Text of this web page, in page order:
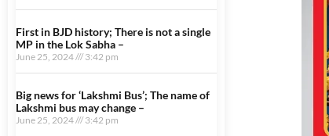
First in BJD history; There is not a single
MP in the Lok Sabha –
June 25, 2024 3:42 pm
Big news for ‘Lakshmi Bus’; The name of
Lakshmi bus may change –
June 25, 2024 3:42 pm